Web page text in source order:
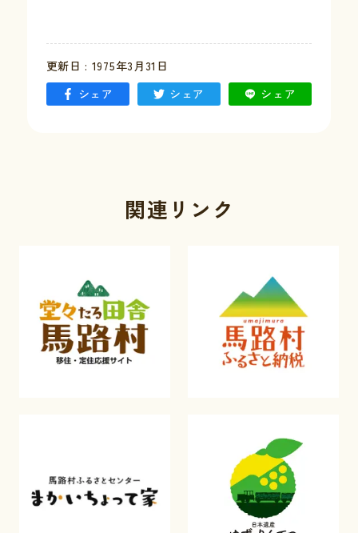
更新日 : 1975年3月31日
シェア
シェア シェア
関連リンク
例規集